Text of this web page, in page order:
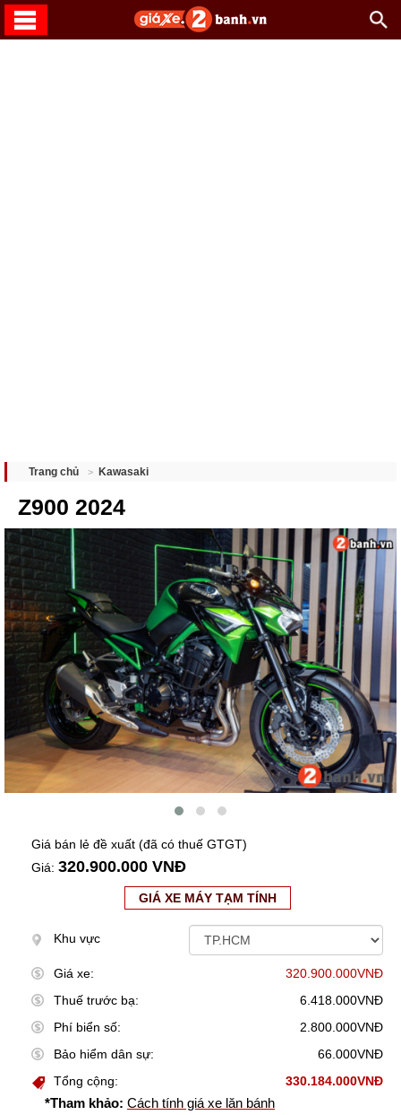
Trang chủ Kawasaki
Z900 2024
Giá bán lẻ đề xuất (đã có thuế GTGT)
Giá: 320.900.000 VNĐ
GIÁ XE MÁY TẠM TÍNH
Khu vực
Giá xe:
320.900.000VNĐ
Thuế trước bạ:
6.418.000VNĐ
Phí biển số:
2.800.000VNĐ
Bảo hiểm dân sự:
66.000VNĐ
Tổng cộng:
330.184.000VNĐ
*Tham khảo: Cách tính giá xe lăn bánh